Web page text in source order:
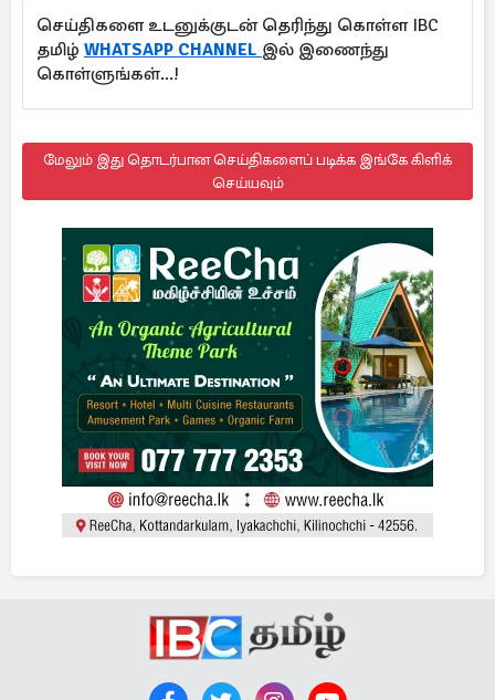
செய்திகளை உடனுக்குடன் தெரிந்து கொள்ள IBC
தமிழ் WHATSAPP CHANNEL இல் இணைந்து
கொள்ளுங்கள்...!
மேலும் இது தொடர்பான செய்திகளைப் படிக்க இங்கே கிளிக்
செய்யவும்